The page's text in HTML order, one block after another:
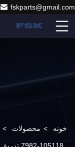
fskparts@gmail.com
خونه > محصولات >